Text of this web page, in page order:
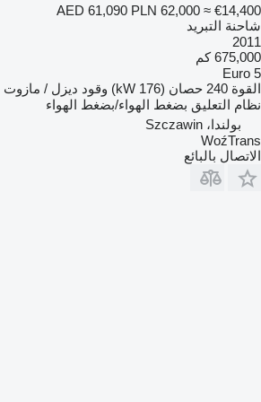
AED 61,090 PLN 62,000 ≈ €14,400
شاحنة التبريد
2011
675,000 كم
Euro 5
القوة 240 حصان (176 kW) وقود ديزل / مازوت
نظام التعليق بضغط الهواء/بضغط الهواء
بولندا، Szczawin
WoźTrans
الاتصال بالبائع